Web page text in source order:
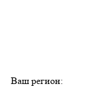
Ваш регион: